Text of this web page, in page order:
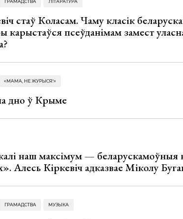
ГРАМАДСТВА ЛІТАРАТУРА
стаў Коласам. Чаму класік
карыстаўся псеўданімам замест
«МАМА, НЕ ЖУРЫСЯ!»
дно ў Крыме
наш максімум — беларускамоўныя
Алесь Кіркевіч адказвае Міколу
ГРАМАДСТВА МУЗЫКА